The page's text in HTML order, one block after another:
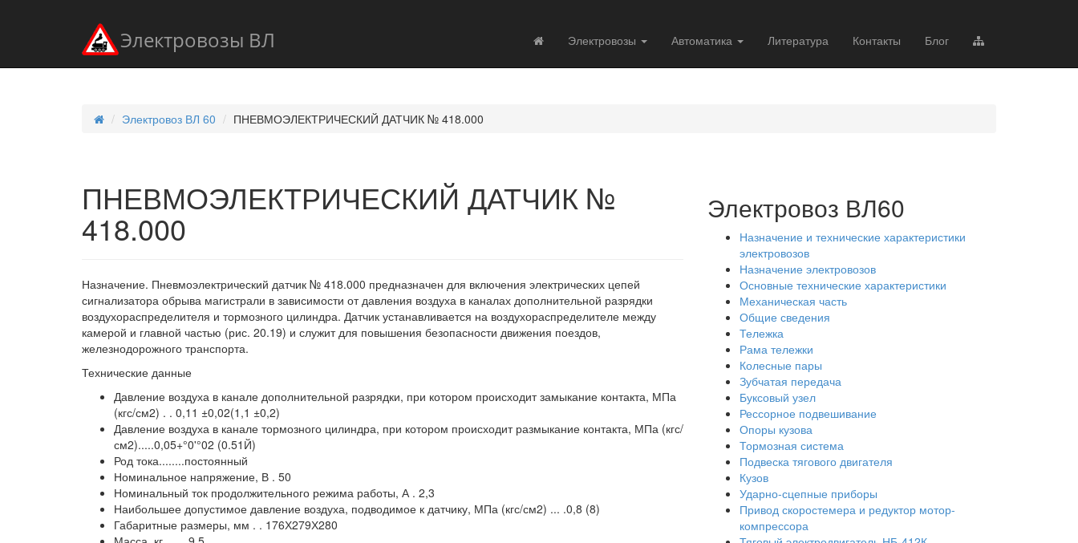
Электровозы ВЛ Электровозы Автоматика Литература Контакты Блог
Электровоз ВЛ 60 ПНЕВМОЭЛЕКТРИЧЕСКИЙ ДАТЧИК № 418.000
ПНЕВМОЭЛЕКТРИЧЕСКИЙ ДАТЧИК №
418.000
Назначение. Пневмоэлектрический датчик № 418.000 предназначен для включения электрических цепей
сигнализатора обрыва магистрали в зависимости от давления воздуха в каналах дополнительной разрядки
воздухораспределителя и тормозного цилиндра. Датчик устанавливается на воздухораспределителе между
камерой и главной частью (рис. 20.19) и служит для повышения безопасности движения поездов,
железнодорожного транспорта.
Технические данные
Давление воздуха в канале дополнительной разрядки, при котором происходит замыкание контакта, МПа
(кгс/см2) . . 0,11 ±0,02(1,1 ±0,2)
Давление воздуха в канале тормозного цилиндра, при котором происходит размыкание контакта, МПа (кгс/
см2).....0,05+°0'°02 (0.51Й)
Род тока........постоянный
Номинальное напряжение, В . 50
Номинальный ток продолжительного режима работы, А . 2,3
Наибольшее допустимое давление воздуха, подводимое к датчику, МПа (кгс/см2) ... .0,8 (8)
Габаритные размеры, мм . . 176Х279Х280
Электровоз ВЛ60
Назначение и технические характеристики
электровозов
Назначение электровозов
Основные технические характеристики
Механическая часть
Общие сведения
Тележка
Рама тележки
Колесные пары
Зубчатая передача
Буксовый узел
Рессорное подвешивание
Опоры кузова
Тормозная система
Подвеска тягового двигателя
Кузов
Ударно-сцепные приборы
Привод скоростемера и редуктор мотор-
компрессора